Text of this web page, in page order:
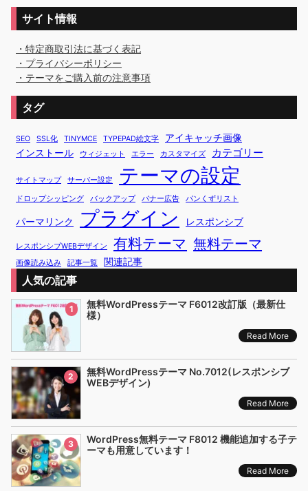
サイト情報
・特定商取引法に基づく表記
・プライバシーポリシー
・テーマをご購入前の注意事項
タグ
SEO SSL化 TINYMCE TYPEPAD絵文字
アイキャッチ画像
インストール
ウィジェット エラー カスタマイズ カテゴリー
サイトマップ サーバー設定 テーマの設定
ドロップシッピング バックアップ バナー広告 パンくずリスト
パーマリンク プラグイン レスポンシブ
レスポンシブWEBデザイン 有料テーマ 無料テーマ
画像読み込み 記事一覧 関連記事
人気の記事
1
無料WordPressテーマ F6012改訂版（最新仕
様）
Read More
2
無料WordPressテーマ No.7012(レスポンシブ
WEBデザイン)
Read More
3
WordPress無料テーマ F8012 機能追加する子テ
ーマも用意しています！
Read More